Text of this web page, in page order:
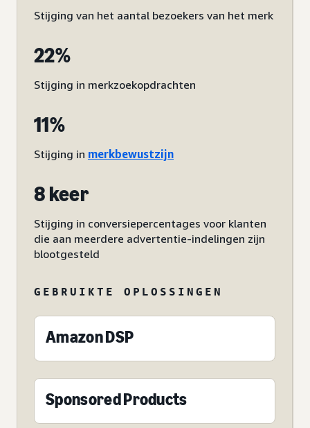
Stijging van het aantal bezoekers van het merk
22%
Stijging in merkzoekopdrachten
11%
Stijging in merkbewustzijn
8 keer
Stijging in conversiepercentages voor klanten
die aan meerdere advertentie-indelingen zijn
blootgesteld
GEBRUIKTE OPLOSSINGEN
Amazon DSP
Sponsored Products